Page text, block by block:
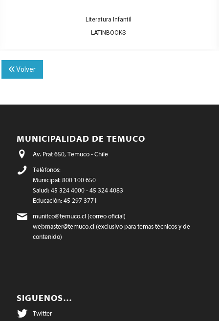
Literatura Infantil
LATINBOOKS
Volver
MUNICIPALIDAD DE TEMUCO
Av. Prat 650, Temuco - Chile
Teléfonos:
Municipal: 800 100 650
Salud: 45 324 4000 - 45 324 4083
Educación: 45 297 3771
munitco@temuco.cl(correo oficial)
webmaster@temuco.cl(exclusivo para temas técnicos y de
contenido)
SIGUENOS…
Twitter